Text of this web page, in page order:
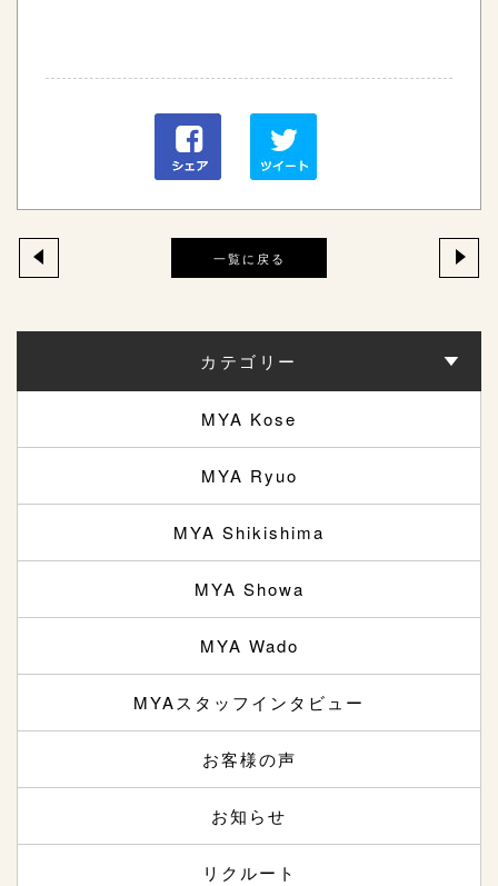
一覧に戻る
カテゴリー
MYA Kose
MYA Ryuo
MYA Shikishima
MYA Showa
MYA Wado
MYAスタッフインタビュー
お客様の声
お知らせ
リクルート